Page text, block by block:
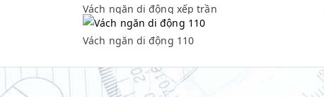
Vách ngăn di động xếp trần
Vách ngăn di động 110
Vách ngăn di động 110